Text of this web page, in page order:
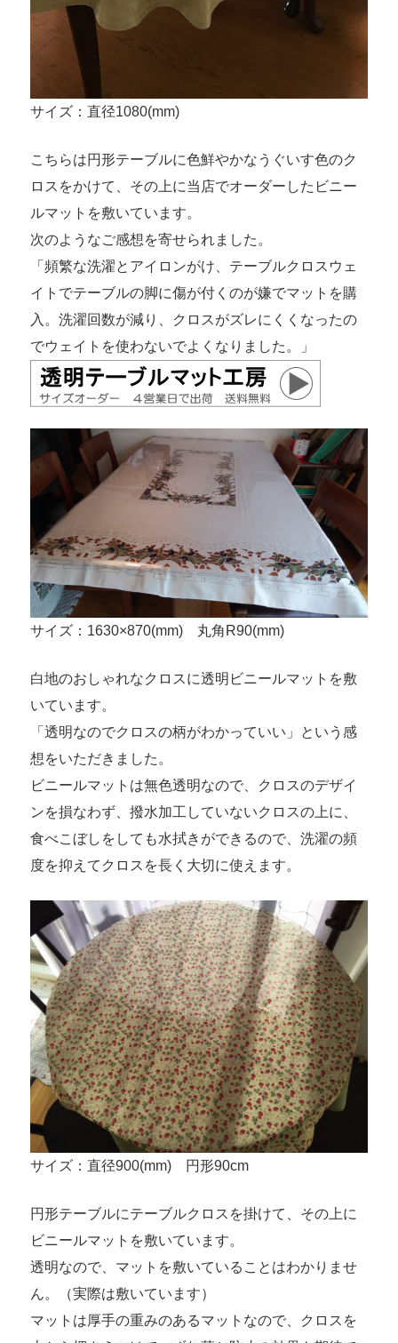
サイズ：直径1080(mm)
こちらは円形テーブルに色鮮やかなうぐいす色のク
ロスをかけて、その上に当店でオーダーしたビニー
ルマットを敷いています。
次のようなご感想を寄せられました。
「頻繁な洗濯とアイロンがけ、テーブルクロスウェ
イトでテーブルの脚に傷が付くのが嫌でマットを購
入。洗濯回数が減り、クロスがズレにくくなったの
でウェイトを使わないでよくなりました。」
サイズ：1630×870(mm) 丸角R90(mm)
白地のおしゃれなクロスに透明ビニールマットを敷
いています。
「透明なのでクロスの柄がわかっていい」という感
想をいただきました。
ビニールマットは無色透明なので、クロスのデザイ
ンを損なわず、撥水加工していないクロスの上に、
食べこぼしをしても水拭きができるので、洗濯の頻
度を抑えてクロスを長く大切に使えます。
サイズ：直径900(mm) 円形90cm
円形テーブルにテーブルクロスを掛けて、その上に
ビニールマットを敷いています。
透明なので、マットを敷いていることはわかりませ
ん。（実際は敷いています）
マットは厚手の重みのあるマットなので、クロスを